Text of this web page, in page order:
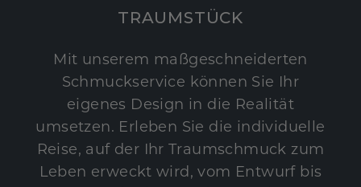
TRAUMSTÜCK
Mit unserem maßgeschneiderten
Schmuckservice können Sie Ihr
eigenes Design in die Realität
umsetzen. Erleben Sie die individuelle
Reise, auf der Ihr Traumschmuck zum
Leben erweckt wird, vom Entwurf bis